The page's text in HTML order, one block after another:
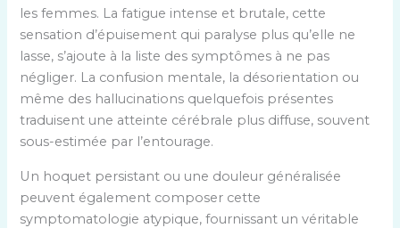
les femmes. La fatigue intense et brutale, cette
sensation d’épuisement qui paralyse plus qu’elle ne
lasse, s’ajoute à la liste des symptômes à ne pas
négliger. La confusion mentale, la désorientation ou
même des hallucinations quelquefois présentes
traduisent une atteinte cérébrale plus diffuse, souvent
sous-estimée par l’entourage.
Un hoquet persistant ou une douleur généralisée
peuvent également composer cette
symptomatologie atypique, fournissant un véritable